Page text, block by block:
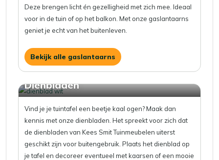
Deze brengen licht én gezelligheid met zich mee. Ideaal
voor in de tuin of op het balkon. Met onze gaslantaarns
geniet je echt van het buitenleven.
Bekijk alle gaslantaarns
Dienbladen
Vind je je tuintafel een beetje kaal ogen? Maak dan
kennis met onze dienbladen. Het spreekt voor zich dat
de dienbladen van Kees Smit Tuinmeubelen uiterst
geschikt zijn voor buitengebruik. Plaats het dienblad op
je tafel en decoreer eventueel met kaarsen of een mooie